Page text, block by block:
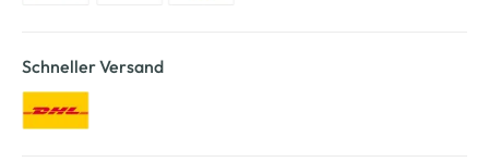
Schneller Versand